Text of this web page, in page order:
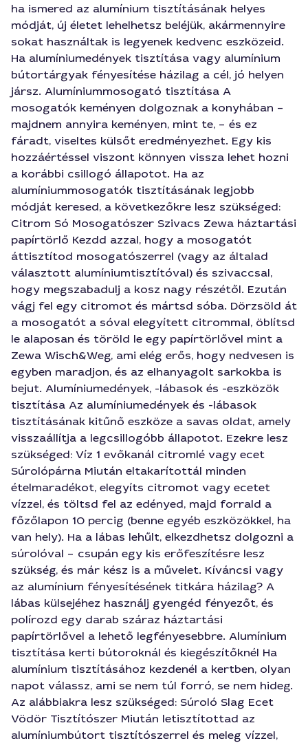
ha ismered az alumínium tisztításának helyes
módját, új életet lehelhetsz beléjük, akármennyire
sokat használtak is legyenek kedvenc eszközeid.
Ha alumíniumedények tisztítása vagy alumínium
bútortárgyak fényesítése házilag a cél, jó helyen
jársz. Alumíniummosogató tisztítása A
mosogatók keményen dolgoznak a konyhában –
majdnem annyira keményen, mint te, – és ez
fáradt, viseltes külsőt eredményezhet. Egy kis
hozzáértéssel viszont könnyen vissza lehet hozni
a korábbi csillogó állapotot. Ha az
alumíniummosogatók tisztításának legjobb
módját keresed, a következőkre lesz szükséged:
Citrom Só Mosogatószer Szivacs Zewa háztartási
papírtörlő Kezdd azzal, hogy a mosogatót
áttisztítod mosogatószerrel (vagy az általad
választott alumíniumtisztítóval) és szivaccsal,
hogy megszabadulj a kosz nagy részétől. Ezután
vágj fel egy citromot és mártsd sóba. Dörzsöld át
a mosogatót a sóval elegyített citrommal, öblítsd
le alaposan és töröld le egy papírtörlővel mint a
Zewa Wisch&Weg, ami elég erős, hogy nedvesen is
egyben maradjon, és az elhanyagolt sarkokba is
bejut. Alumíniumedények, -lábasok és -eszközök
tisztítása Az alumíniumedények és -lábasok
tisztításának kitűnő eszköze a savas oldat, amely
visszaállítja a legcsillogóbb állapotot. Ezekre lesz
szükséged: Víz 1 evőkanál citromlé vagy ecet
Súrolópárna Miután eltakarítottál minden
ételmaradékot, elegyíts citromot vagy ecetet
vízzel, és töltsd fel az edényed, majd forrald a
főzőlapon 10 percig (benne egyéb eszközökkel, ha
van hely). Ha a lábas lehűlt, elkezdhetsz dolgozni a
súrolóval – csupán egy kis erőfeszítésre lesz
szükség, és már kész is a művelet. Kíváncsi vagy
az alumínium fényesítésének titkára házilag? A
lábas külsejéhez használj gyengéd fényezőt, és
polírozd egy darab száraz háztartási
papírtörlővel a lehető legfényesebbre. Alumínium
tisztítása kerti bútoroknál és kiegészítőknél Ha
alumínium tisztításához kezdenél a kertben, olyan
napot válassz, ami se nem túl forró, se nem hideg.
Az alábbiakra lesz szükséged: Súroló Slag Ecet
Vödör Tisztítószer Miután letisztítottad az
alumíniumbútort tisztítószerrel és meleg vízzel,